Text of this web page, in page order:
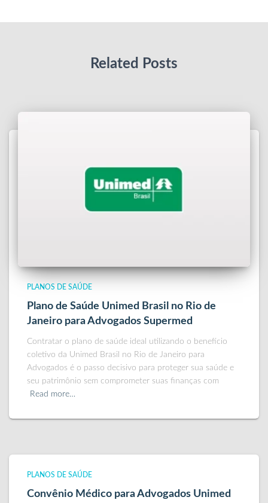
Related Posts
PLANOS DE SAÚDE
Plano de Saúde Unimed Brasil no Rio de
Janeiro para Advogados Supermed
Contratar o plano de saúde ideal utilizando o benefício
coletivo da Unimed Brasil no Rio de Janeiro para
Advogados é o passo decisivo para proteger sua saúde e
seu patrimônio sem comprometer suas finanças com
Read more…
PLANOS DE SAÚDE
Convênio Médico para Advogados Unimed